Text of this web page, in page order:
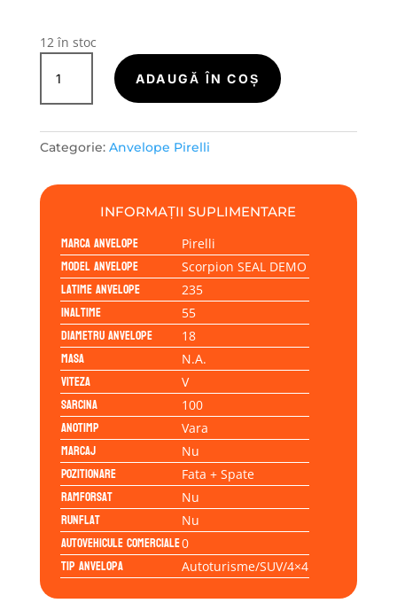
630.70 lei.
12 în stoc
Cantitate
Pirelli
SCORPION
DEMO
100V
ADAUGĂ ÎN COȘ
Categorie: Anvelope Pirelli
INFORMAȚII SUPLIMENTARE
Marca anvelope Pirelli
Model anvelope Scorpion SEAL DEMO
Latime anvelope 235
Inaltime 55
Diametru anvelope 18
Masa N.A.
Viteza V
Sarcina 100
Anotimp Vara
Marcaj Nu
Pozitionare Fata + Spate
Ramforsat Nu
Runflat Nu
Autovehicule comerciale0
Tip anvelopa Autoturisme/SUV/4×4